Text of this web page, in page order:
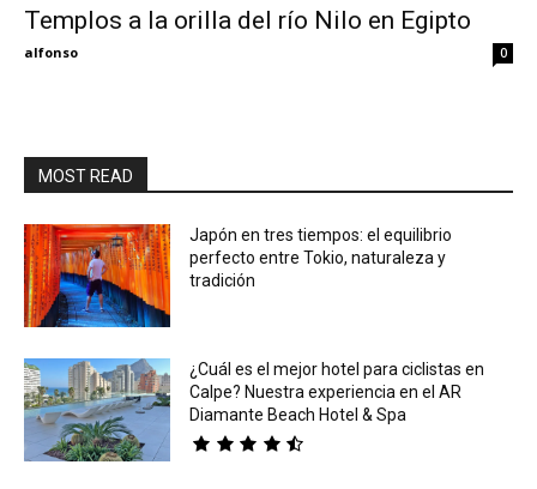
Templos a la orilla del río Nilo en Egipto
alfonso 0
MOST READ
Japón en tres tiempos: el equilibrio
perfecto entre Tokio, naturaleza y
tradición
¿Cuál es el mejor hotel para ciclistas en
Calpe? Nuestra experiencia en el AR
Diamante Beach Hotel & Spa